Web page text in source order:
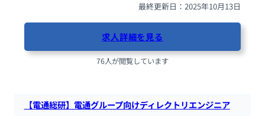
最終更新日：2025年10月13日
求人詳細を見る
76人が閲覧しています
【電通総研】電通グループ向けディレクトリエンジニア